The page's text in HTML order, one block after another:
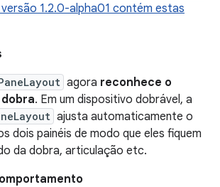
versão 1.2.0-alpha01 contém estas
agora reconhece o
. Em um dispositivo dobrável, a
ajusta automaticamente o
dois painéis de modo que eles fiquem
da dobra, articulação etc.